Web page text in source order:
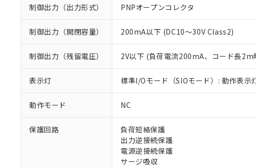
制御出力（出力形式） PNPオープンコレクタ
制御出力（開閉容量） 200mA以下 (DC10～30V Class2)
制御出力（残留電圧） 2V以下 (負荷電流200mA、コード長2m
表示灯 標準I/Oモード（SIOモード）: 動作表
動作モード NC
保護回路
負荷短絡保護
出力逆接続保護
電源逆接続保護
サージ吸収
ご利用条件
以下の条件をお読みいただ
※1 対応状況
対応済み：EU RoHS指
対応予定なし：EU RoHS
調査・確認中：EU RoHS
仕入先様の事情により、
があります。
*EU RoHS指令（10物質）：
鉛(Pb) 1000ppm以下、 水銀(Hg)
「○」：最大均質材料含有
「×」：最大均質材料含有
「－」：未確認です。当